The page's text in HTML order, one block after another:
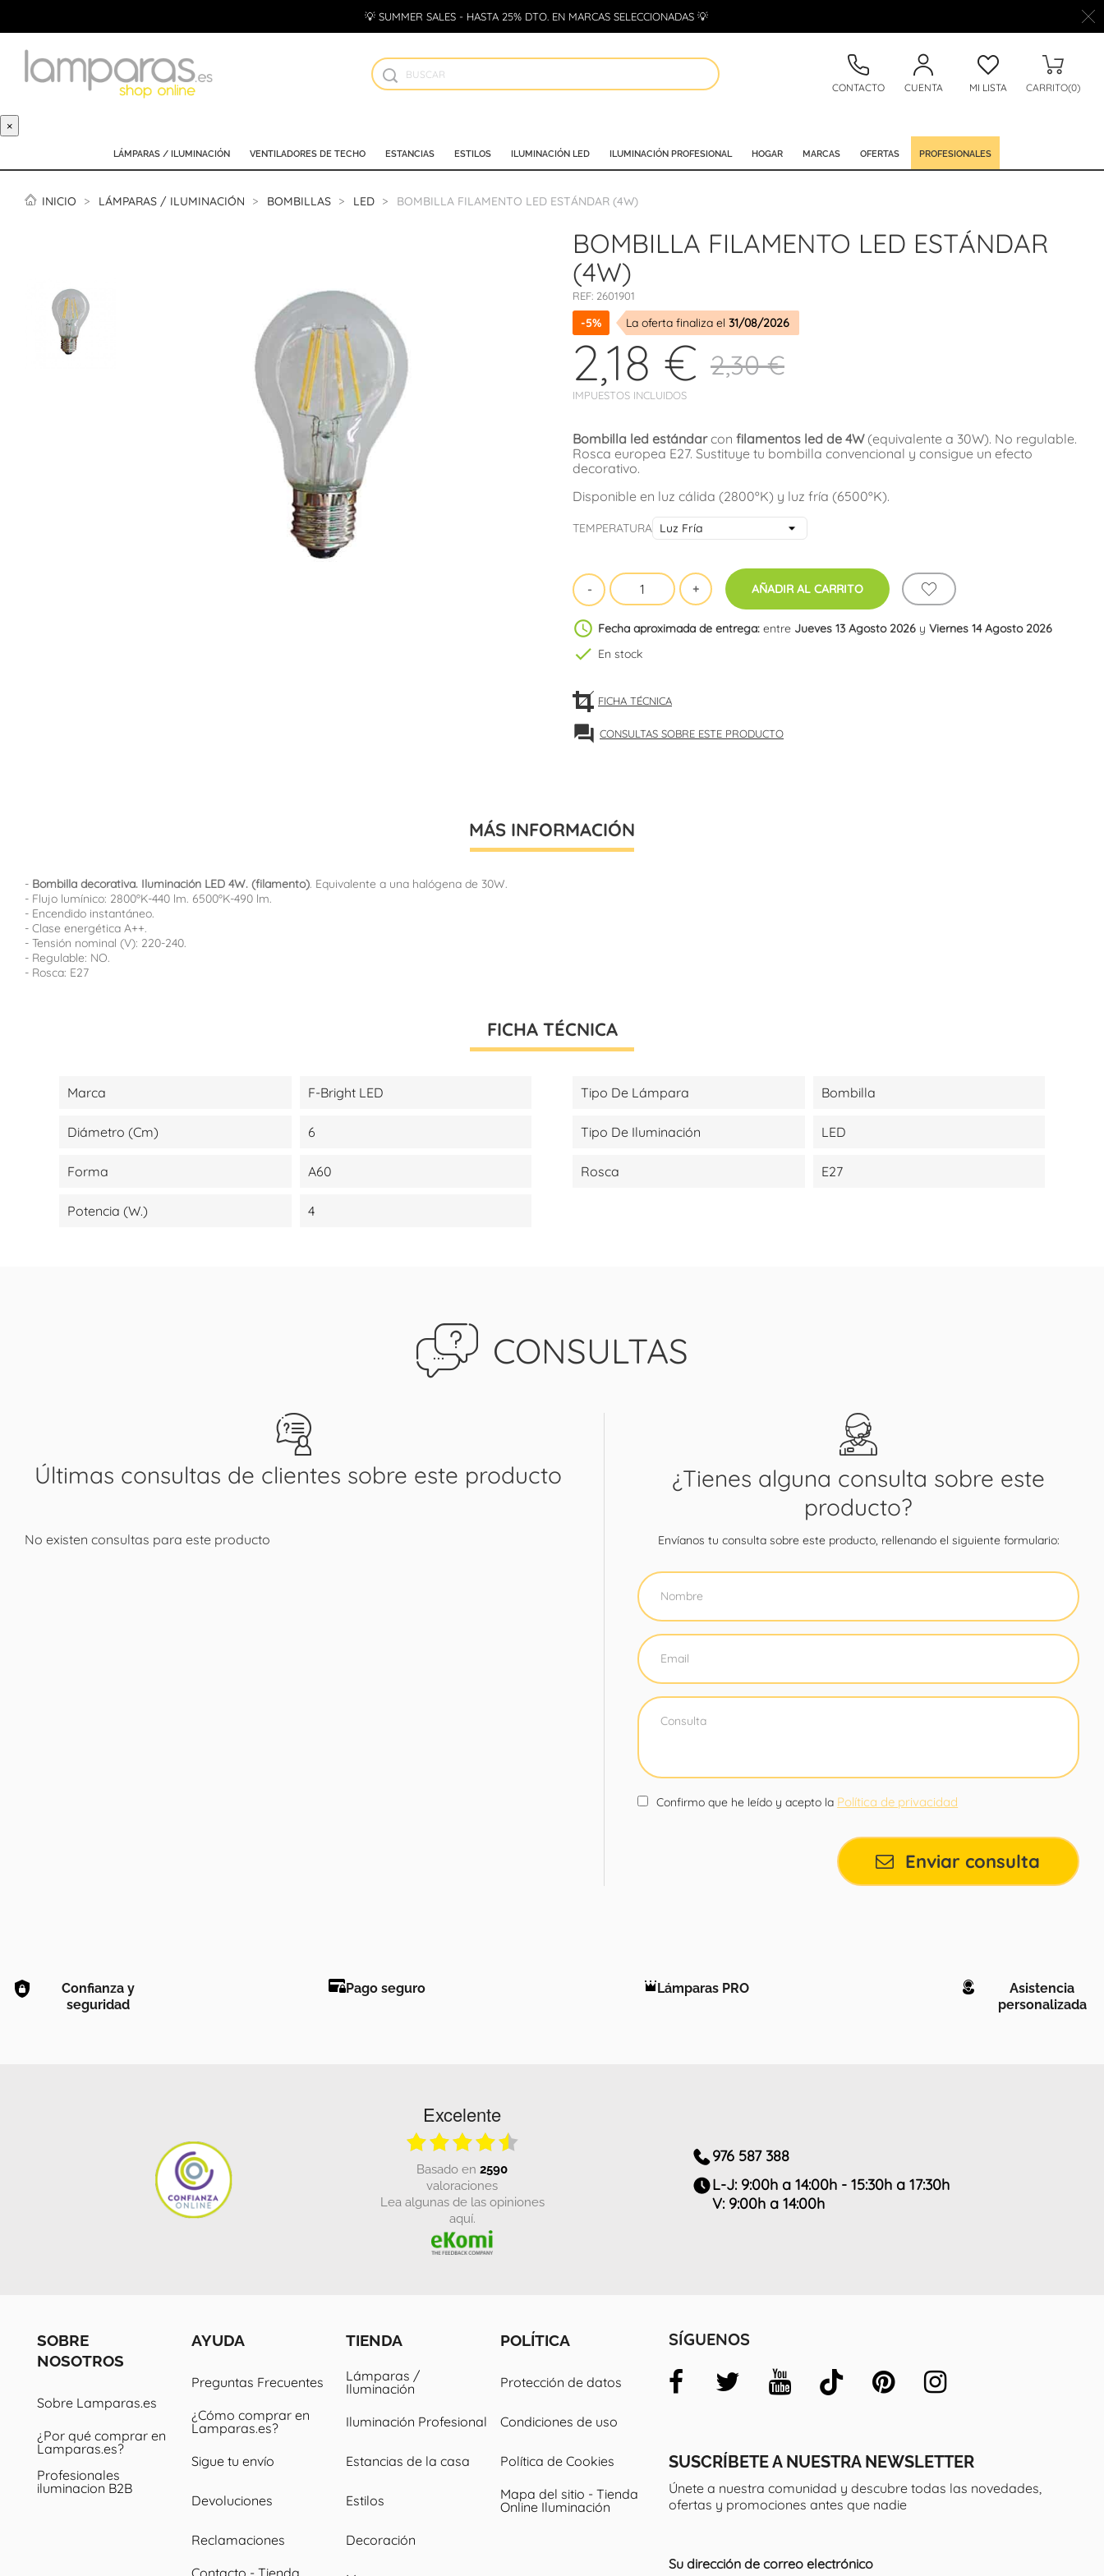
💡 SUMMER SALES - HASTA 25% DTO. EN MARCAS SELECCIONADAS 💡
CONTACTO CUENTA MI LISTA CARRITO(0)
×
LÁMPARAS / ILUMINACIÓN VENTILADORES DE TECHO ESTANCIAS ESTILOS ILUMINACIÓN LED ILUMINACIÓN PROFESIONAL HOGAR MARCAS OFERTAS PROFESIONALES
INICIO LÁMPARAS / ILUMINACIÓN BOMBILLAS LED BOMBILLA FILAMENTO LED ESTÁNDAR (4W)
BOMBILLA FILAMENTO LED ESTÁNDAR
(4W)
REF: 2601901
-5% La oferta finaliza el 31/08/2026
2,18 €
IMPUESTOS INCLUIDOS
2,30 €
Bombilla led estándarcon filamentos led de 4W(equivalente a 30W). No regulable.
Rosca europea E27. Sustituye tu bombilla convencional y consigue un efecto
decorativo.
Disponible en luz cálida (2800ºK) y luz fría (6500ºK).
TEMPERATURA
AÑADIR AL CARRITO
schedule Fecha aproximada de entrega: entre Jueves 13 Agosto 2026 y Viernes 14 Agosto 2026
check En stock
FICHA TÉCNICA
forum CONSULTAS SOBRE ESTE PRODUCTO
MÁS INFORMACIÓN
- Bombilla decorativa. Iluminación LED 4W. (filamento). Equivalente a una halógena de 30W.
- Flujo lumínico: 2800ºK-440 lm. 6500ºK-490 lm.
- Encendido instantáneo.
- Clase energética A++.
- Tensión nominal (V): 220-240.
- Regulable: NO.
- Rosca: E27
FICHA TÉCNICA
Marca F-Bright LED Tipo De Lámpara Bombilla
Diámetro (cm) 6 Tipo De Iluminación LED
Forma A60 Rosca E27
Potencia (W.) 4
CONSULTAS
Últimas consultas de clientes sobre este producto
No existen consultas para este producto
¿Tienes alguna consulta sobre este
producto?
Envíanos tu consulta sobre este producto, rellenando el siguiente formulario:
Confirmo que he leído y acepto la Política de privacidad
Enviar consulta
Confianza y
seguridad
Pago seguro Lámparas PRO
Asistencia
personalizada
Excelente
basado en 2590
valoraciones
Lea algunas de las opiniones
aquí.
976 587 388
L-J: 9:00h a 14:00h - 15:30h a 17:30h
V: 9:00h a 14:00h
SOBRE
NOSOTROS
Sobre Lamparas.es
¿Por qué comprar en
Lamparas.es?
Profesionales
iluminacion B2B
AYUDA
Preguntas Frecuentes
¿Cómo comprar en
Lamparas.es?
Sigue tu envío
Devoluciones
Reclamaciones
TIENDA
Lámparas /
Iluminación
Iluminación Profesional
Estancias de la casa
Estilos
Decoración
POLÍTICA
Protección de datos
Condiciones de uso
Política de Cookies
Mapa del sitio - Tienda
Online Iluminación
SUSCRÍBETE A NUESTRA NEWSLETTER
Únete a nuestra comunidad y descubre todas las novedades,
ofertas y promociones antes que nadie
Su dirección de correo electrónico
SÍGUENOS